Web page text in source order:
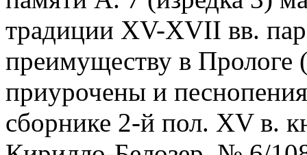
традиции XV-XVII вв.
преимуществу в Прологе
приурочены и
сборнике 2-й пол. XV в.